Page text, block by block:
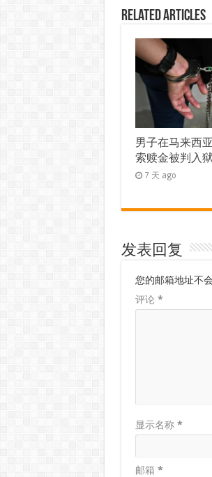
Related Articles
男子在马来西
索赎金被判入
7 天 ago
发表回复
您的邮箱地址不会
评论 *
显示名称 *
邮箱 *